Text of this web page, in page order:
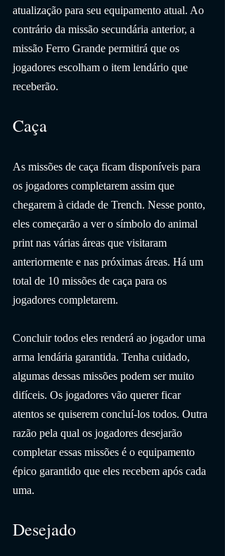
atualização para seu equipamento atual. Ao
contrário da missão secundária anterior, a
missão Ferro Grande permitirá que os
jogadores escolham o item lendário que
receberão.
Caça
As missões de caça ficam disponíveis para
os jogadores completarem assim que
chegarem à cidade de Trench. Nesse ponto,
eles começarão a ver o símbolo do animal
print nas várias áreas que visitaram
anteriormente e nas próximas áreas. Há um
total de 10 missões de caça para os
jogadores completarem.
Concluir todos eles renderá ao jogador uma
arma lendária garantida. Tenha cuidado,
algumas dessas missões podem ser muito
difíceis. Os jogadores vão querer ficar
atentos se quiserem concluí-los todos. Outra
razão pela qual os jogadores desejarão
completar essas missões é o equipamento
épico garantido que eles recebem após cada
uma.
Desejado